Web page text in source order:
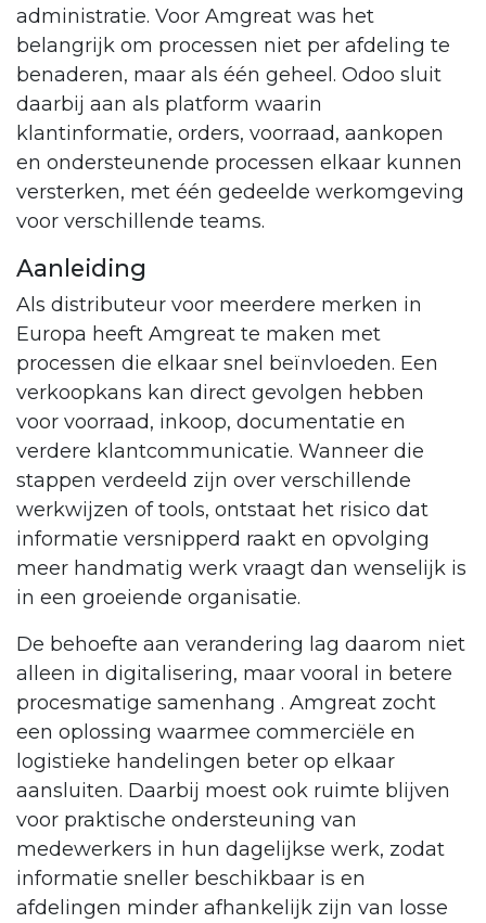
administratie. Voor Amgreat was het
belangrijk om processen niet per afdeling te
benaderen, maar als één geheel. Odoo sluit
daarbij aan als platform waarin
klantinformatie, orders, voorraad, aankopen
en ondersteunende processen elkaar kunnen
versterken, met één gedeelde werkomgeving
voor verschillende teams.
Aanleiding
Als distributeur voor meerdere merken in
Europa heeft Amgreat te maken met
processen die elkaar snel beïnvloeden. Een
verkoopkans kan direct gevolgen hebben
voor voorraad, inkoop, documentatie en
verdere klantcommunicatie. Wanneer die
stappen verdeeld zijn over verschillende
werkwijzen of tools, ontstaat het risico dat
informatie versnipperd raakt en opvolging
meer handmatig werk vraagt dan wenselijk is
in een groeiende organisatie.
De behoefte aan verandering lag daarom niet
alleen in digitalisering, maar vooral in betere
procesmatige samenhang . Amgreat zocht
een oplossing waarmee commerciële en
logistieke handelingen beter op elkaar
aansluiten. Daarbij moest ook ruimte blijven
voor praktische ondersteuning van
medewerkers in hun dagelijkse werk, zodat
informatie sneller beschikbaar is en
afdelingen minder afhankelijk zijn van losse